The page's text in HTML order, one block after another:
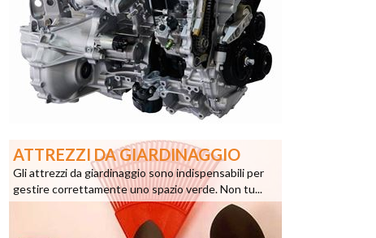
ATTREZZI DA GIARDINAGGIO
Gli attrezzi da giardinaggio sono indispensabili per
gestire correttamente uno spazio verde. Non tu...